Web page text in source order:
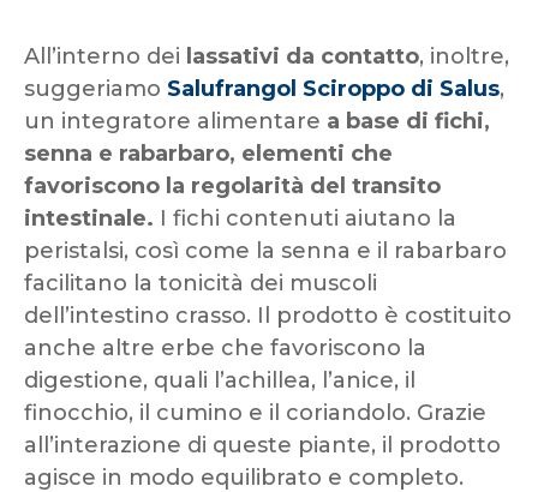
All’interno dei lassativi da contatto, inoltre,
suggeriamo Salufrangol Sciroppo di Salus,
un integratore alimentare a base di fichi,
senna e rabarbaro, elementi che
favoriscono la regolarità del transito
intestinale. I fichi contenuti aiutano la
peristalsi, così come la senna e il rabarbaro
facilitano la tonicità dei muscoli
dell’intestino crasso. Il prodotto è costituito
anche altre erbe che favoriscono la
digestione, quali l’achillea, l’anice, il
finocchio, il cumino e il coriandolo. Grazie
all’interazione di queste piante, il prodotto
agisce in modo equilibrato e completo.